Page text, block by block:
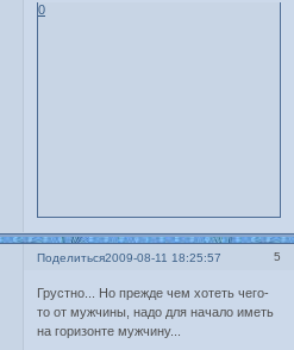
0
Поделиться 5
2009-08-11 18:25:57
Грустно... Но прежде чем хотеть чего-
то от мужчины, надо для начало иметь
на горизонте мужчину...